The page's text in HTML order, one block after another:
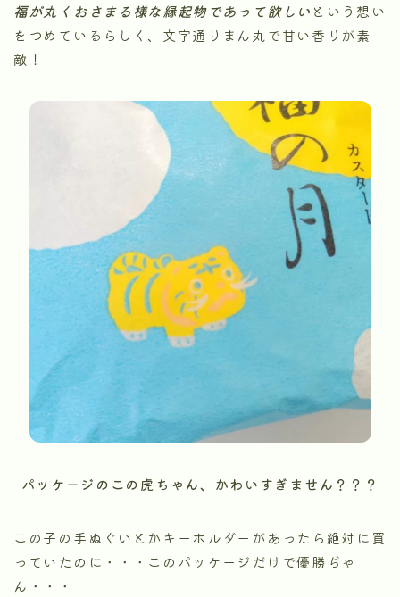
福が丸くおさまる様な縁起物であって欲しい という想い
をつめているらしく、文字通りまん丸で甘い香りが素
敵！
パッケージのこの虎ちゃん、かわいすぎません？？？
この子の手ぬぐいとかキーホルダーがあったら絶対に買
っていたのに・・・このパッケージだけで優勝ぢゃ
ん・・・